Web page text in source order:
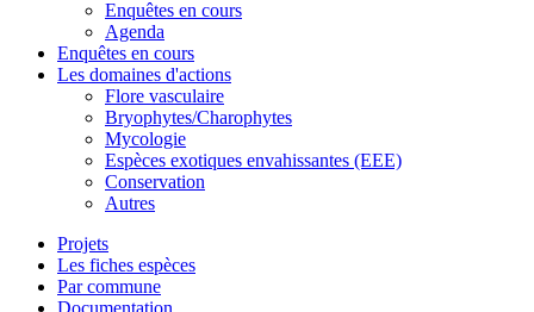
Enquêtes en cours
Agenda
Enquêtes en cours
Les domaines d'actions
Flore vasculaire
Bryophytes/Charophytes
Mycologie
Espèces exotiques envahissantes (EEE)
Conservation
Autres
Projets
Les fiches espèces
Par commune
Documentation